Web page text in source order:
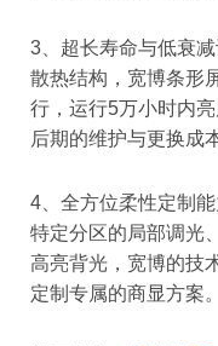
3、超长寿命与低衰
散热结构，宽博条形
行，运行5万小时内
后期的维护与更换成
4、全方位柔性定制
特定分区的局部调光
高亮背光，宽博的技
定制专属的商显方案。